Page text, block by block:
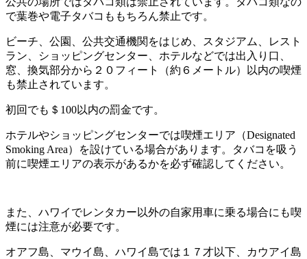
で葉巻や電子タバコももちろん禁止です。
ビーチ、公園、公共交通機関をはじめ、スタジアム、レスト
ラン、ショッピングセンター、ホテルなどでは出入り口、
窓、換気部分から２０フィート（約６メートル）以内の喫煙
も禁止されています。
初回でも＄100以内の罰金です。
ホテルやショッピングセンターでは喫煙エリア（Designated
Smoking Area）を設けている場合があります。タバコを吸う
前に喫煙エリアの表示があるかを必ず確認してください。
また、ハワイでレンタカー以外の自家用車に乗る場合にも喫
煙には注意が必要です。
オアフ島、マウイ島、ハワイ島では１７才以下、カウアイ島